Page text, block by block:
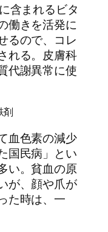
含まれるビタ
働きを活発に
るので、コレ
れる。皮膚科
代謝異常に使
剤
血色素の減少
国民病」とい
い。貧血の原
が、顔や爪が
た時は、一